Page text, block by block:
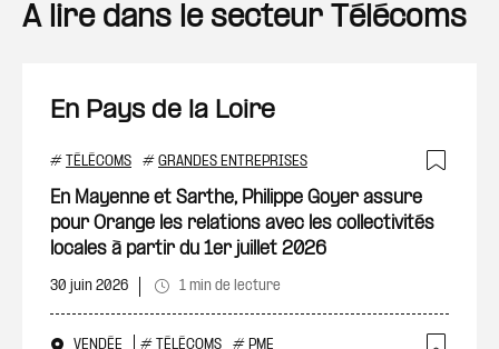
A lire dans le secteur Télécoms
En Pays de la Loire
# TÉLÉCOMS # GRANDES ENTREPRISES
En Mayenne et Sarthe, Philippe Goyer assure
pour Orange les relations avec les collectivités
locales à partir du 1er juillet 2026
30 juin 2026 1 min de lecture
VENDÉE # TÉLÉCOMS # PME